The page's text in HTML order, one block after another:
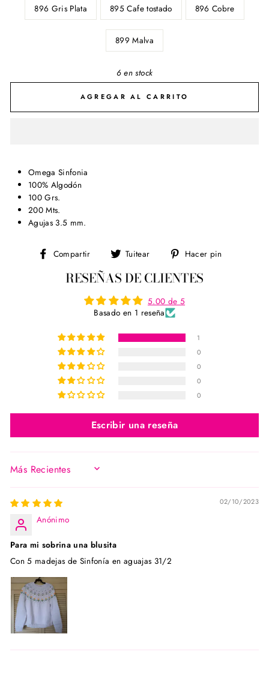
896 Gris Plata 895 Cafe tostado 896 Cobre
899 Malva
6 en stock
AGREGAR AL CARRITO
Omega Sinfonia
100% Algodón
100 Grs.
200 Mts.
Agujas 3.5 mm.
Compartir
Compartir
Facebook
Tuitear
Tuitear
Twitter
Hacer pin
RESEÑAS DE CLIENTES
5.00 de 5
Basado en 1 reseña
1
0
0
0
0
Escribir una reseña
SORT BY
02/10/2023
Anónimo
Para mi sobrina una blusita
Con 5 madejas de Sinfonía en aguajas 31/2